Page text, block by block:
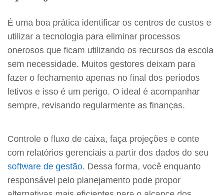
É uma boa prática identificar os centros de custos e
utilizar a tecnologia para eliminar processos
onerosos que ficam utilizando os recursos da escola
sem necessidade. Muitos gestores deixam para
fazer o fechamento apenas no final dos períodos
letivos e isso é um perigo. O ideal é acompanhar
sempre, revisando regularmente as finanças.
Controle o fluxo de caixa, faça projeções e conte
com relatórios gerenciais a partir dos dados do seu
software de gestão. Dessa forma, você enquanto
responsável pelo planejamento pode propor